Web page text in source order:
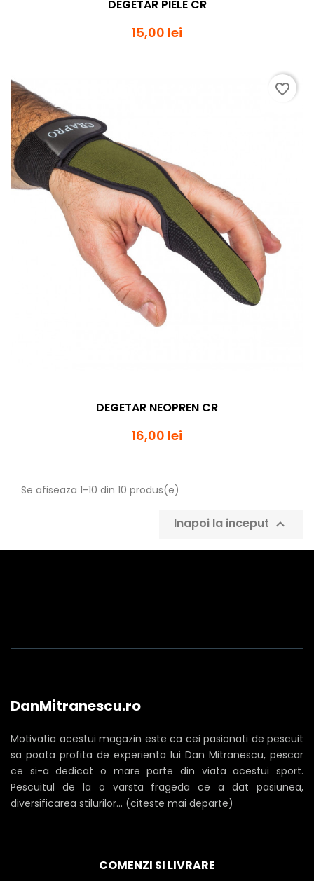
DEGETAR PIELE CR
15,00 lei
DEGETAR NEOPREN CR
16,00 lei
favorite_border
Se afiseaza 1-10 din 10 produs(e)
Inapoi la inceput 
DanMitranescu.ro
Motivatia acestui magazin este ca cei pasionati de pescuit
sa poata profita de experienta lui Dan Mitranescu, pescar
ce si-a dedicat o mare parte din viata acestui sport.
Pescuitul de la o varsta frageda ce a dat pasiunea,
diversificarea stilurilor... (citeste mai departe)
COMENZI SI LIVRARE